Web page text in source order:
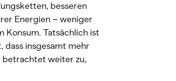
besseren
Energien – weniger
Konsum. Tatsächlich ist
insgesamt mehr
betrachtet weiter zu,